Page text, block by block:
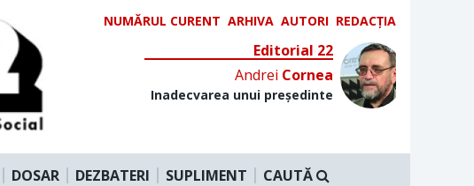
NUMĂRUL CURENT ARHIVA AUTORI REDACȚIA
Editorial 22
Andrei Cornea
Inadecvarea unui președinte
DOSAR DEZBATERI SUPLIMENT CAUTĂ